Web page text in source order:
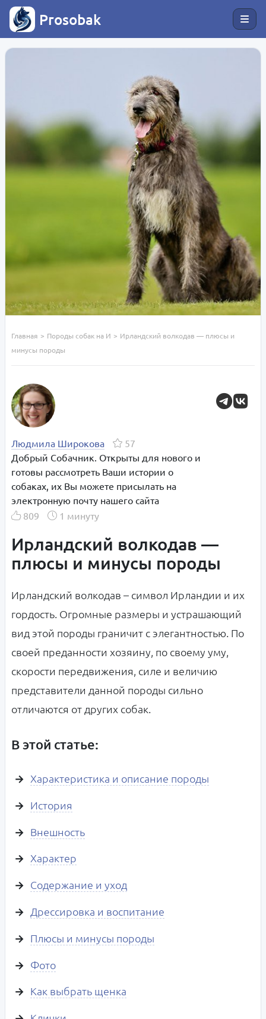
Prosobak
Главная > Породы собак на И > Ирландский волкодав — плюсы и
минусы породы
Людмила Широкова
57
Добрый Собачник. Открыты для нового и
готовы рассмотреть Ваши истории о
собаках, их Вы можете присылать на
электронную почту нашего сайта
809
1 минуту
Ирландский волкодав —
плюсы и минусы породы
Ирландский волкодав – символ Ирландии и их
гордость. Огромные размеры и устрашающий
вид этой породы граничит с элегантностью. По
своей преданности хозяину, по своему уму,
скорости передвижения, силе и величию
представители данной породы сильно
отличаются от других собак.
В этой статье:
Характеристика и описание породы
История
Внешность
Характер
Содержание и уход
Дрессировка и воспитание
Плюсы и минусы породы
Фото
Как выбрать щенка